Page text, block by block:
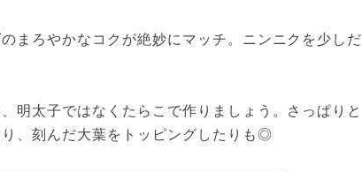
まろやかなコクが絶妙にマッチ。ニンニクを少しだ
明太子ではなくたらこで作りましょう。さっぱりと
、刻んだ大葉をトッピングしたりも◎